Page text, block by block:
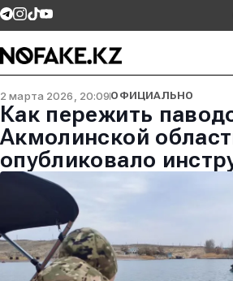
2 марта 2026, 20:09ОФИЦИАЛЬНО
Как пережить
Акмолинской
опубликовало